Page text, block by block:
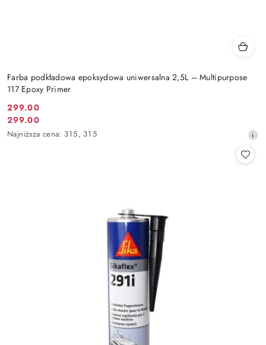
Farba podkładowa epoksydowa uniwersalna 2,5L – Multipurpose
117 Epoxy Primer
Cena
promocyjna:
299.00
Cena
promocyjna:
299.00
Najniższa
Najniższa cena: 315, 315